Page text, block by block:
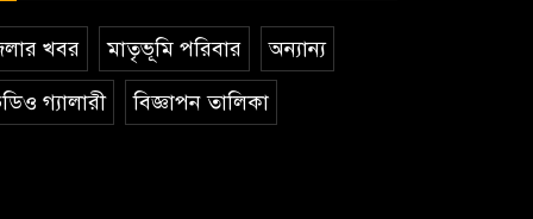
খবর মাতৃভূমি পরিবার অন্যান্য
গ্যালারী বিজ্ঞাপন তালিকা